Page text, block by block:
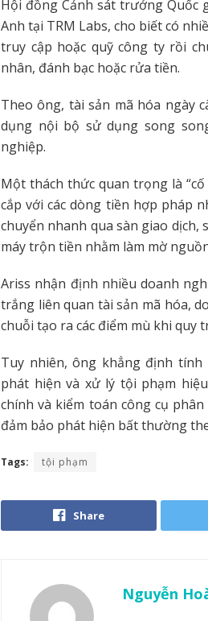
Hội đồng Cảnh sát trưởng Quốc
Anh tại TRM Labs, cho biết có
truy cập hoặc quỹ công ty rồi
nhân, đánh bạc hoặc rửa tiền.
Theo ông, tài sản mã hóa ngày
dụng nội bộ sử dụng song
nghiệp.
Một thách thức quan trọng là
cắp với các dòng tiền hợp pháp
chuyển nhanh qua sàn giao dịch,
máy trộn tiền nhằm làm mờ
Ariss nhận định nhiều doanh
trắng liên quan tài sản mã hóa,
chuỗi tạo ra các điểm mù khi quy
Tuy nhiên, ông khẳng định tính
phát hiện và xử lý tội phạm
chính và kiểm toán công cụ
đảm bảo phát hiện bất thường
Tags: tội phạm
Share
Nguyễn